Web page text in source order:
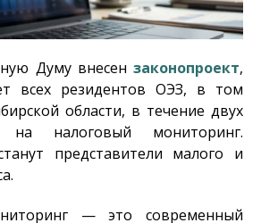
Думу внесен законопроект,
всех резидентов ОЭЗ, в том
области, в течение двух
налоговый мониторинг.
представители малого и
— это современный